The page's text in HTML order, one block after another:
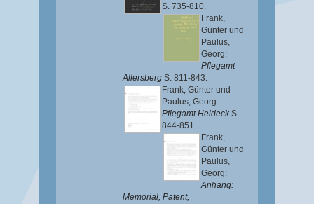
S. 735-810.
Frank,
Günter und
Paulus,
Georg:
Pflegamt
Allersberg S. 811-843.
Frank, Günter und
Paulus, Georg:
Pflegamt Heideck S.
844-851.
Frank,
Günter und
Paulus,
Georg:
Anhang:
Memorial, Patent,